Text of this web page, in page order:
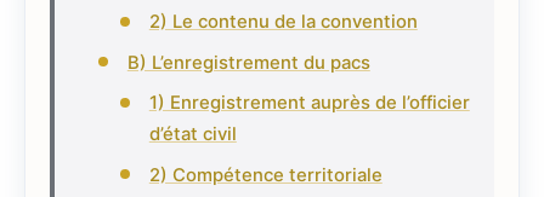
2) Le contenu de la convention
B) L’enregistrement du pacs
1) Enregistrement auprès de l’officier
d’état civil
2) Compétence territoriale